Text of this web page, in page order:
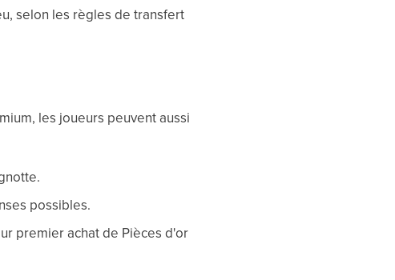
selon les règles de transfert
les joueurs peuvent aussi
possibles.
premier achat de Pièces d'or